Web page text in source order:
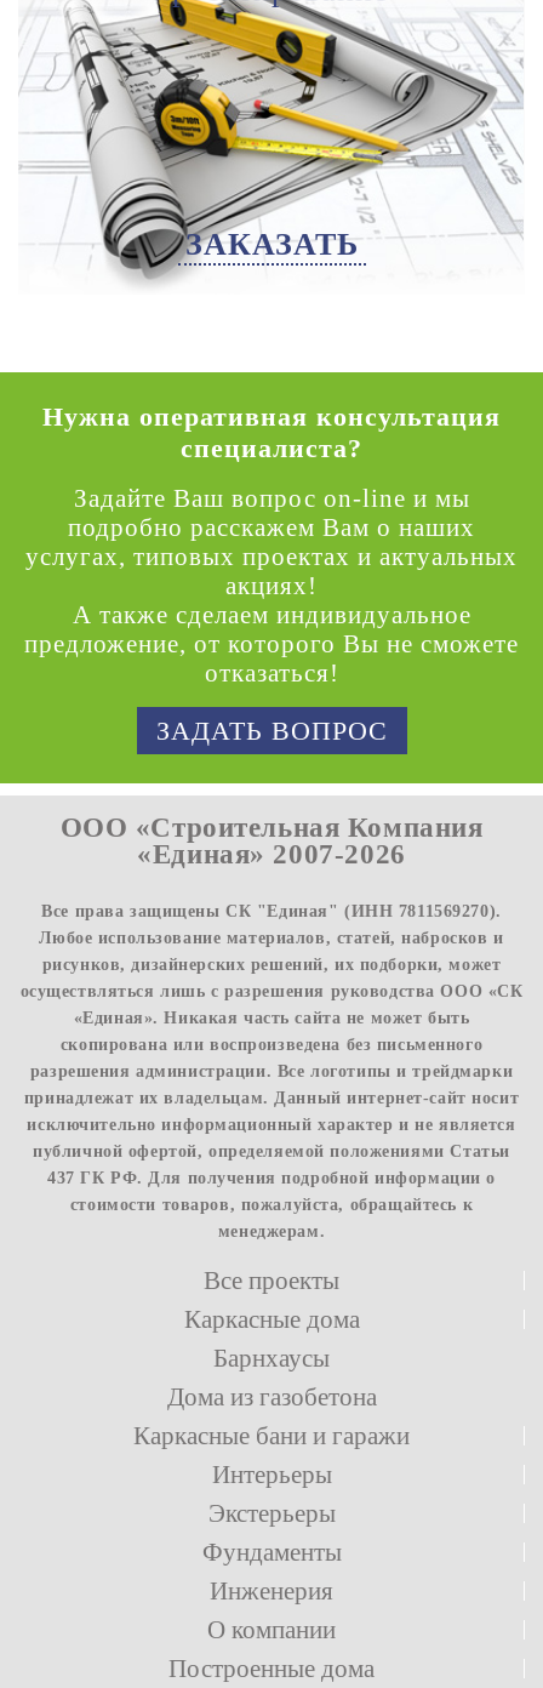
ЗАКАЗАТЬ
Нужна оперативная консультация
специалиста?
Задайте Ваш вопрос on-line и мы
подробно расскажем Вам о наших
услугах, типовых проектах и актуальных
акциях!
А также сделаем индивидуальное
предложение, от которого Вы не сможете
отказаться!
ЗАДАТЬ ВОПРОС
ООО «Строительная Компания
«Единая» 2007-2026
Все права защищены СК "Единая" (ИНН 7811569270).
Любое использование материалов, статей, набросков и
рисунков, дизайнерских решений, их подборки, может
осуществляться лишь с разрешения руководства ООО «СК
«Единая». Никакая часть сайта не может быть
скопирована или воспроизведена без письменного
разрешения администрации. Все логотипы и трейдмарки
принадлежат их владельцам. Данный интернет-сайт носит
исключительно информационный характер и не является
публичной офертой, определяемой положениями Статьи
437 ГК РФ. Для получения подробной информации о
стоимости товаров, пожалуйста, обращайтесь к
менеджерам.
Все проекты
Каркасные дома
Барнхаусы
Дома из газобетона
Каркасные бани и гаражи
Интерьеры
Экстерьеры
Фундаменты
Инженерия
О компании
Построенные дома